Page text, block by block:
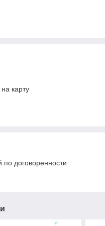
карту
по договоренности